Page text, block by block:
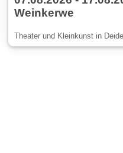
Weinkerwe
Theater und Kleinkunst in